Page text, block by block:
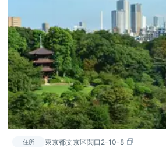
住所 東京都文京区関口2-10-8